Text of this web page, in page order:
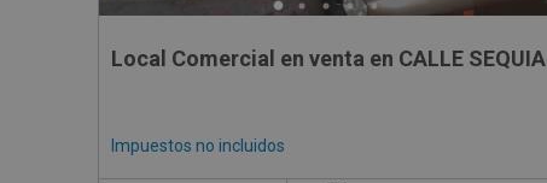
Local Comercial en venta en CALLE SEQUIA
Impuestos no incluidos